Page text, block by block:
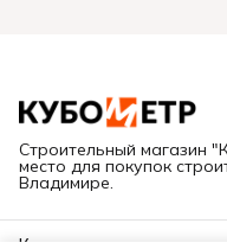
Строительный магазин
место для покупок
Владимире.
Контакты